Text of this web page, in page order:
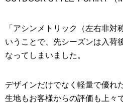
「アシンメトリック（左右非対
いうことで、先シーズンは入荷
なってしまいました。
デザインだけでなく軽量で優
生地もお客様からの評価も上々